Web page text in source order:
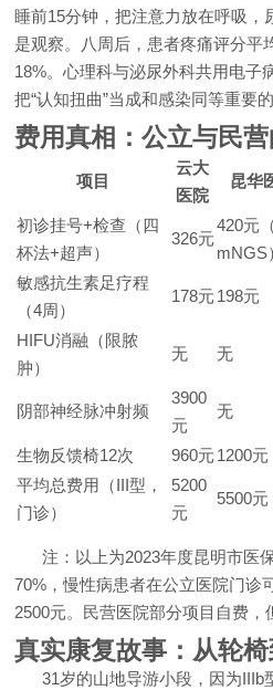
睡前15分钟，把注意力放在呼吸，
是观察。八周后，患者疼痛评分平
18%。心理科与泌尿外科共用电子
把“认知扭曲”当成和感染同等重要的
费用真相：公立与民
项目
云大
医院
昆华
初诊挂号+检查（四
杯法+超声）
326元
420元
mNGS
敏感抗生素足疗程
（4周）
178元 198元
HIFU消融（限脓
肿）
无 无
阴部神经脉冲射频
3900
元
无
生物反馈椅12次 960元 1200元
平均总费用（III型，
门诊）
5200
元
5500元
注：以上为2023年度昆明市医
70%，慢性病患者在公立医院门诊
2500元。民营医院部分项目自费，
真实康复故事：从轮
31岁的山地导游小段，因为IIIb